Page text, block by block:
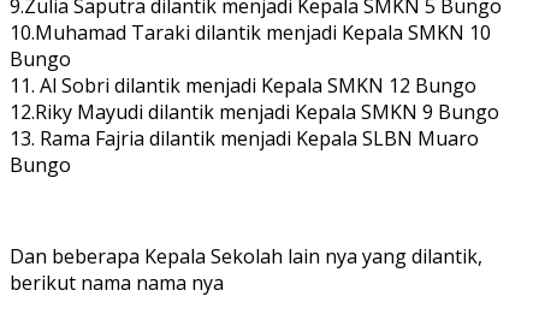
9.Zulia Saputra dilantik menjadi Kepala SMKN 5 Bungo
10.Muhamad Taraki dilantik menjadi Kepala SMKN 10
Bungo
11. Al Sobri dilantik menjadi Kepala SMKN 12 Bungo
12.Riky Mayudi dilantik menjadi Kepala SMKN 9 Bungo
13. Rama Fajria dilantik menjadi Kepala SLBN Muaro
Bungo
Dan beberapa Kepala Sekolah lain nya yang dilantik,
berikut nama nama nya